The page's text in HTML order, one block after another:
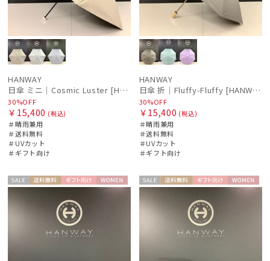
HANWAY
日傘 ミニ｜Cosmic Luster [HANWAY]
30%OFF
￥15,400 (税込)
＃晴雨兼用
＃送料無料
＃UVカット
＃ギフト向け
HANWAY
日傘 折｜Fluffy-Fluffy [HANWAY]
30%OFF
￥15,400 (税込)
＃晴雨兼用
＃送料無料
＃UVカット
＃ギフト向け
セー
ル
送料無 ギフト
向け
WOME
セー
ル
送料無 ギフト
向け
WOME